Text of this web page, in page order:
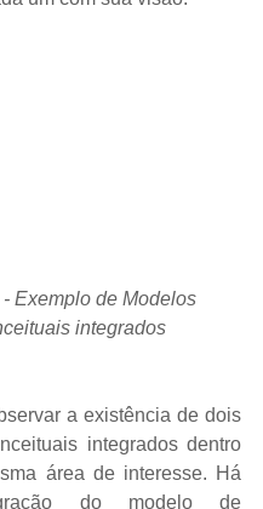
integrados
a existência de dois
integrados dentro
área de interesse. Há
do modelo de